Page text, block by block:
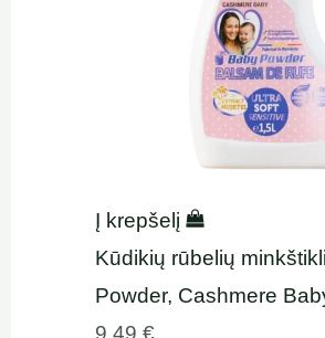
Į krepšelį
Kūdikių rūbelių
Powder, Cashmere
9,49€